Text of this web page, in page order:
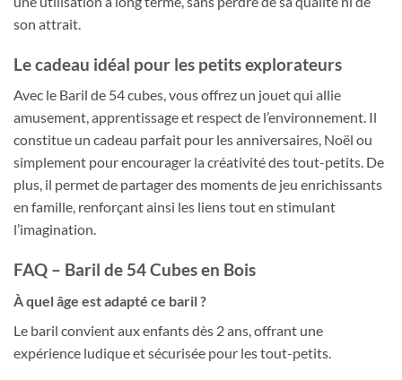
son attrait.
Le cadeau idéal pour les petits explorateurs
Avec le Baril de 54 cubes, vous offrez un jouet qui allie
amusement, apprentissage et respect de l’environnement. Il
constitue un cadeau parfait pour les anniversaires, Noël ou
simplement pour encourager la créativité des tout-petits. De
plus, il permet de partager des moments de jeu enrichissants
en famille, renforçant ainsi les liens tout en stimulant
l’imagination.
FAQ – Baril de 54 Cubes en Bois
À quel âge est adapté ce baril ?
Le baril convient aux enfants dès 2 ans, offrant une
expérience ludique et sécurisée pour les tout-petits.